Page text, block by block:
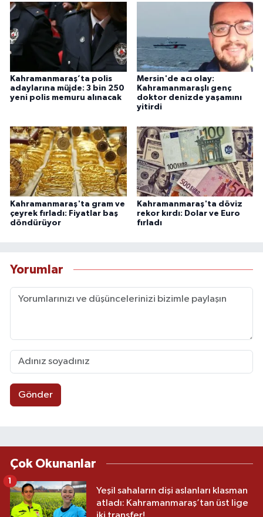
Kahramanmaraş’ta polis
adaylarına müjde: 3 bin 250
yeni polis memuru alınacak
Mersin'de acı olay:
Kahramanmaraşlı genç
doktor denizde yaşamını
yitirdi
Kahramanmaraş'ta gram ve
çeyrek fırladı: Fiyatlar baş
döndürüyor
Kahramanmaraş'ta döviz
rekor kırdı: Dolar ve Euro
fırladı
Yorumlar
Gönder
Çok Okunanlar
Yeşil sahaların dişi aslanları klasman
atladı: Kahramanmaraş’tan üst lige
1